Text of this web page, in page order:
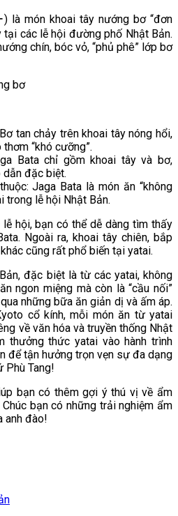
là món khoai tây nướng bơ “đơn
tại các lễ hội đường phố Nhật Bản.
chín, bóc vỏ, “phủ phê” lớp bơ
tan chảy trên khoai tây nóng hổi,
“khó cưỡng”.
Bata chỉ gồm khoai tây và bơ,
đặc biệt.
Jaga Bata là món ăn “không
trong lễ hội Nhật Bản.
hội, bạn có thể dễ dàng tìm thấy
Ngoài ra, khoai tây chiên, bắp
cũng rất phổ biến tại yatai.
đặc biệt là từ các yatai, không
ngon miệng mà còn là “cầu nối”
những bữa ăn giản dị và ấm áp.
cổ kính, mỗi món ăn từ yatai
về văn hóa và truyền thống Nhật
thưởng thức yatai vào hành trình
để tận hưởng trọn vẹn sự đa dạng
Phù Tang!
bạn có thêm gợi ý thú vị về ẩm
bạn có những trải nghiệm ẩm
anh đào!